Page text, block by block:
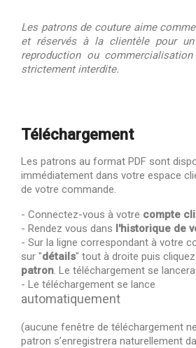
Les patrons de couture aime
et réservés à la clientèle pour
reproduction ou
strictement interdite.
Téléchargement
Les patrons au format PDF sont
immédiatement dans votre espace
de votre commande.
- Connectez-vous à votre compte
- Rendez vous dans l'historique de
- Sur la ligne correspondant à votre
sur "détails" tout à droite puis
patron. Le téléchargement se
- Le téléchargement se lance
automatiquement
(aucune fenêtre de téléchargement
patron s’enregistrera naturellement